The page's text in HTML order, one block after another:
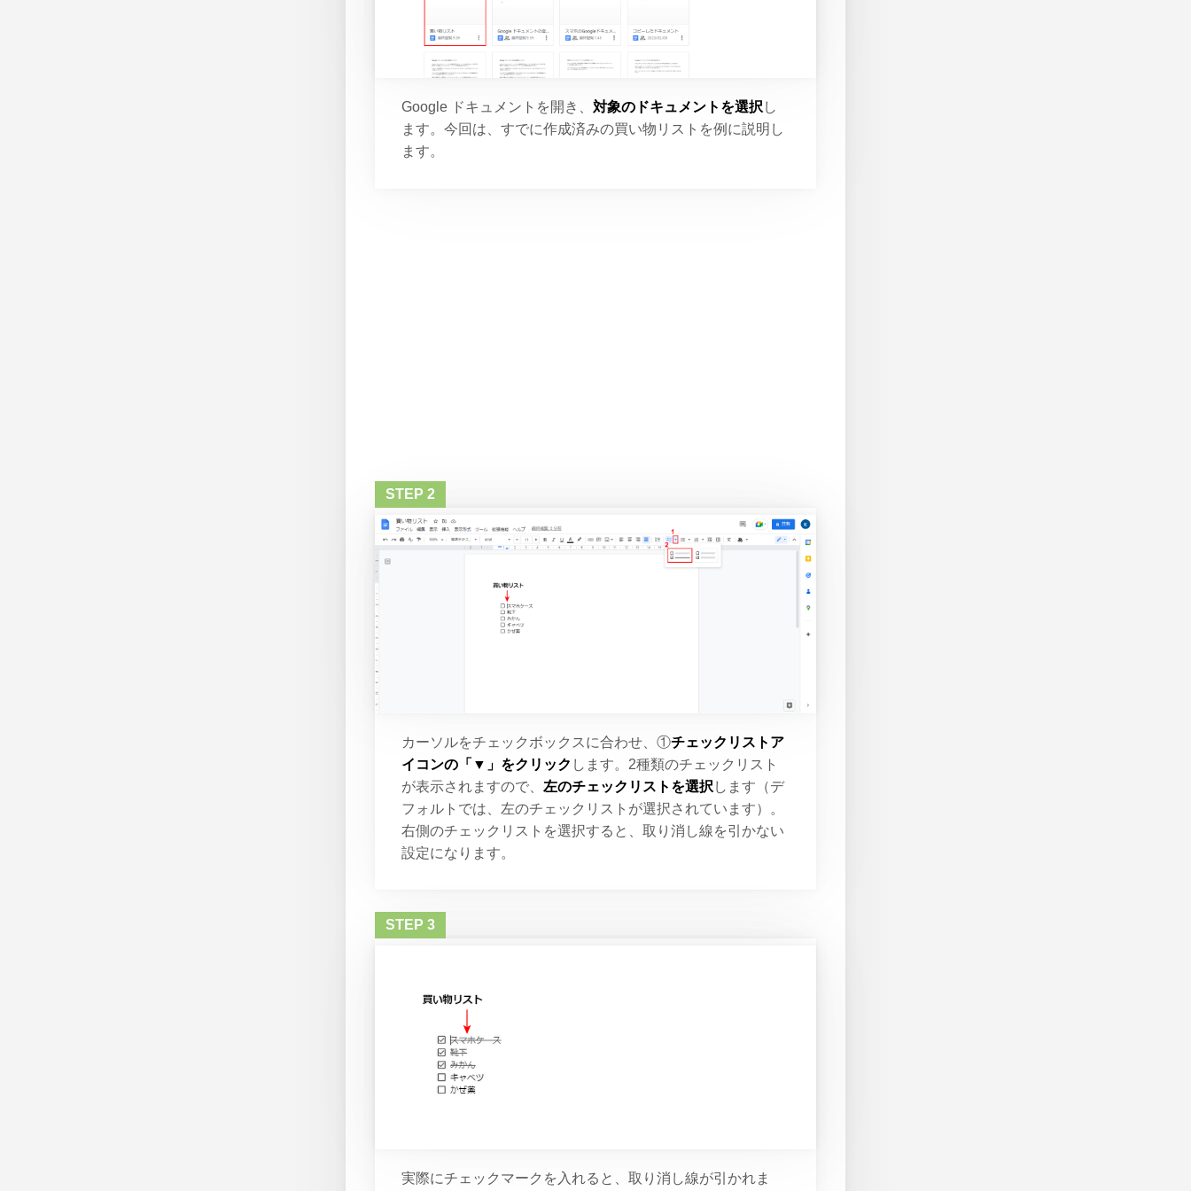
Google ドキュメントを開き、対象のドキュメントを選択 し
ます。今回は、すでに作成済みの買い物リストを例に説明し
ます。
カーソルをチェックボックスに合わせ、①チェックリストア
イコンの「▼」をクリック します。2種類のチェックリスト
が表示されますので、左のチェックリストを選択 します（デ
フォルトでは、左のチェックリストが選択されています）。
右側のチェックリストを選択すると、取り消し線を引かない
設定になります。
実際にチェックマークを入れると、取り消し線が引かれま